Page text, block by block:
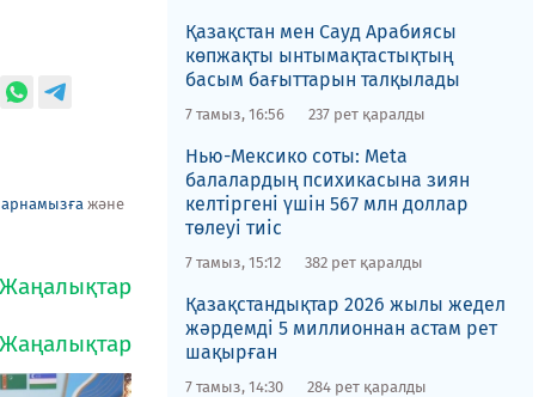
арнамызға және
Қазақстан мен Сауд Арабиясы
көпжақты ынтымақтастықтың
басым бағыттарын талқылады
7 тамыз, 16:56 237 рет қаралды
Нью-Мексико соты​: Meta
балалардың психикасына зиян
келтіргені үшін 567 млн доллар
төлеуі тиіс
7 тамыз, 15:12 382 рет қаралды
Қазақстандықтар 2026 жылы жедел
жәрдемді 5 миллионнан астам рет
шақырған
7 тамыз, 14:30 284 рет қаралды